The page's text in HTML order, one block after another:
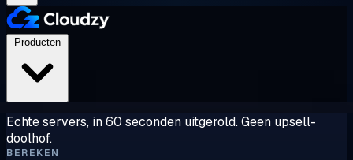
Echte servers, in 60 seconden uitgerold. Geen upsell-
doolhof.
BEREKEN